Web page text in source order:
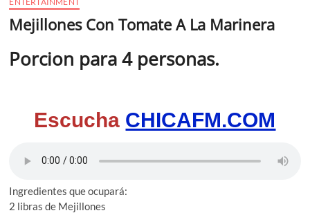
Mejillones Con Tomate A La Marinera
Porcion para 4 personas.
Escucha CHICAFM.COM
Ingredientes que ocupará:
2 libras de Mejillones